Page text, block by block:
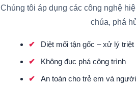
Chúng tôi áp dụng các công nghệ
chúa, phá
Diệt mối tận gốc – xử lý triệt
Không đục phá công trình
An toàn cho trẻ em và